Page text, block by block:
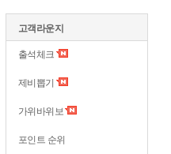
고객라운지
출석체크
제비뽑기
가위바위보
포인트 순위